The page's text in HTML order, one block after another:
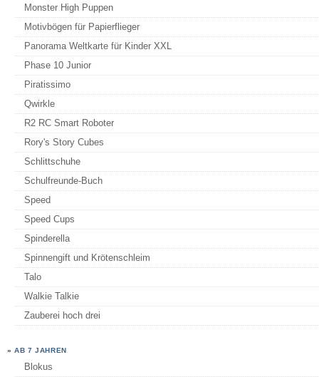
Monster High Puppen
Motivbögen für Papierflieger
Panorama Weltkarte für Kinder XXL
Phase 10 Junior
Piratissimo
Qwirkle
R2 RC Smart Roboter
Rory's Story Cubes
Schlittschuhe
Schulfreunde-Buch
Speed
Speed Cups
Spinderella
Spinnengift und Krötenschleim
Talo
Walkie Talkie
Zauberei hoch drei
»AB 7 JAHREN
Blokus